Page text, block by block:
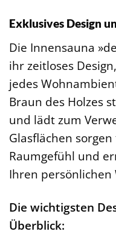
Exklusives Design
Die Innensauna
ihr zeitloses
jedes
Braun des Holzes
und lädt zum
Glasflächen
Raumgefühl und
Ihren persönlichen
Die wichtigsten
Überblick: